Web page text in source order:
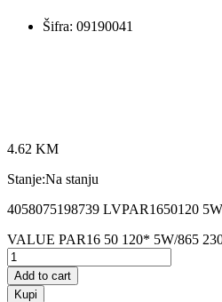
Šifra: 09190041
4.62 KM
Stanje:Na stanju
4058075198739 LVPAR1650120
VALUE PAR16 50 120* 5W/865
Add to cart
Kupi